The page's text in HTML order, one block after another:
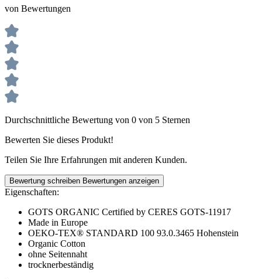
von Bewertungen
Durchschnittliche Bewertung von 0 von 5 Sternen
Bewerten Sie dieses Produkt!
Teilen Sie Ihre Erfahrungen mit anderen Kunden.
Bewertung schreiben Bewertungen anzeigen
Eigenschaften:
GOTS ORGANIC Certified by CERES GOTS-11917
Made in Europe
OEKO-TEX® STANDARD 100 93.0.3465 Hohenstein
Organic Cotton
ohne Seitennaht
trocknerbeständig